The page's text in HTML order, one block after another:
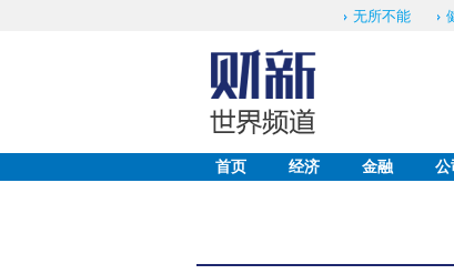
无所不能
首页 经济 金融 公